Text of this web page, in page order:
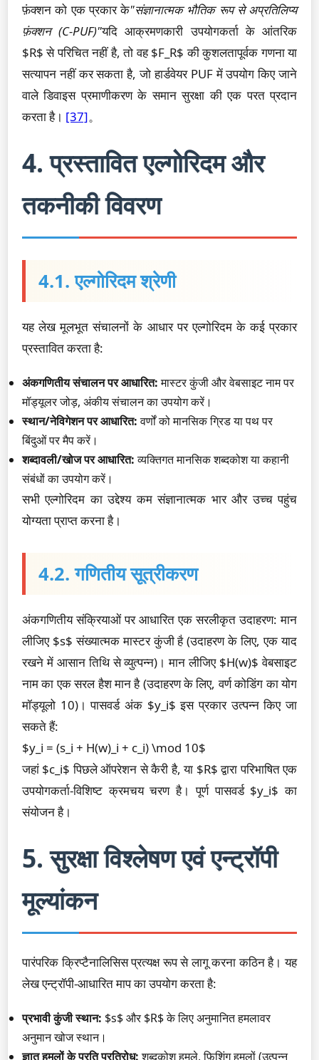
फ़ंक्शन को एक प्रकार के"संज्ञानात्मक भौतिक रूप से अप्रतिलिप्य
फ़ंक्शन (C-PUF)"यदि आक्रमणकारी उपयोगकर्ता के आंतरिक
$R$ से परिचित नहीं है, तो वह $F_R$ की कुशलतापूर्वक गणना या
सत्यापन नहीं कर सकता है, जो हार्डवेयर PUF में उपयोग किए जाने
वाले डिवाइस प्रमाणीकरण के समान सुरक्षा की एक परत प्रदान
करता है। [37]。
4. प्रस्तावित एल्गोरिदम और
तकनीकी विवरण
4.1. एल्गोरिदम श्रेणी
यह लेख मूलभूत संचालनों के आधार पर एल्गोरिदम के कई प्रकार
प्रस्तावित करता है:
अंकगणितीय संचालन पर आधारित:मास्टर कुंजी और वेबसाइट नाम पर
मॉड्यूलर जोड़, अंकीय संचालन का उपयोग करें।
स्थान/नेविगेशन पर आधारित:वर्णों को मानसिक ग्रिड या पथ पर
बिंदुओं पर मैप करें।
शब्दावली/खोज पर आधारित:व्यक्तिगत मानसिक शब्दकोश या कहानी
संबंधों का उपयोग करें।
सभी एल्गोरिदम का उद्देश्य कम संज्ञानात्मक भार और उच्च पहुंच
योग्यता प्राप्त करना है।
4.2. गणितीय सूत्रीकरण
अंकगणितीय संक्रियाओं पर आधारित एक सरलीकृत उदाहरण: मान
लीजिए $s$ संख्यात्मक मास्टर कुंजी है (उदाहरण के लिए, एक याद
रखने में आसान तिथि से व्युत्पन्न)। मान लीजिए $H(w)$ वेबसाइट
नाम का एक सरल हैश मान है (उदाहरण के लिए, वर्ण कोडिंग का योग
मॉड्यूलो 10)। पासवर्ड अंक $y_i$ इस प्रकार उत्पन्न किए जा
सकते हैं:
$y_i = (s_i + H(w)_i + c_i) \mod 10$
जहां $c_i$ पिछले ऑपरेशन से कैरी है, या $R$ द्वारा परिभाषित एक
उपयोगकर्ता-विशिष्ट क्रमचय चरण है। पूर्ण पासवर्ड $y_i$ का
संयोजन है।
5. सुरक्षा विश्लेषण एवं एन्ट्रॉपी
मूल्यांकन
पारंपरिक क्रिप्टैनालिसिस प्रत्यक्ष रूप से लागू करना कठिन है। यह
लेख एन्ट्रॉपी-आधारित माप का उपयोग करता है:
प्रभावी कुंजी स्थान: $s$ और $R$ के लिए अनुमानित हमलावर
अनुमान खोज स्थान।
ज्ञात हमलों के प्रति प्रतिरोध:शब्दकोश हमले, फ़िशिंग हमलों (उत्पन्न